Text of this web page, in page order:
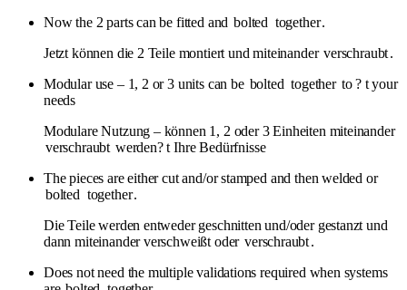
Now the 2 parts can be fitted and bolted together.
Jetzt können die 2 Teile montiert und miteinander verschraubt.
Modular use – 1, 2 or 3 units can be bolted together to ? t your
needs
Modulare Nutzung – können 1, 2 oder 3 Einheiten miteinander
verschraubt werden? t Ihre Bedürfnisse
The pieces are either cut and/or stamped and then welded or
bolted together.
Die Teile werden entweder geschnitten und/oder gestanzt und
dann miteinander verschweißt oder verschraubt.
Does not need the multiple validations required when systems